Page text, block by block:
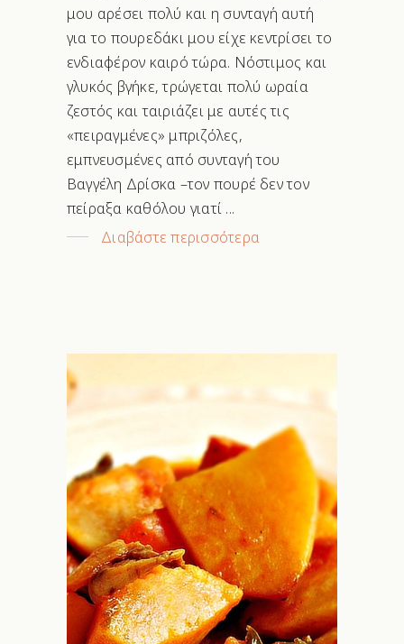
μου αρέσει πολύ και η συνταγή αυτή
για το πουρεδάκι μου είχε κεντρίσει το
ενδιαφέρον καιρό τώρα. Νόστιμος και
γλυκός βγήκε, τρώγεται πολύ ωραία
ζεστός και ταιριάζει με αυτές τις
«πειραγμένες» μπριζόλες,
εμπνευσμένες από συνταγή του
Βαγγέλη Δρίσκα –τον πουρέ δεν τον
πείραξα καθόλου γιατί
Διαβάστε περισσότερα